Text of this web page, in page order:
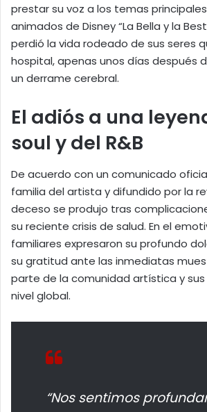
prestar su voz a los temas
animados de Disney “La Bella y la
perdió la vida rodeado de sus seres
hospital, apenas unos días después
un derrame cerebral.
El adiós a una
soul y del R&B
De acuerdo con un comunicado
familia del artista y difundido por la
deceso se produjo tras
su reciente crisis de salud. En el
familiares expresaron su profundo
su gratitud ante las inmediatas
parte de la comunidad artística y
nivel global.
“Nos sentimos